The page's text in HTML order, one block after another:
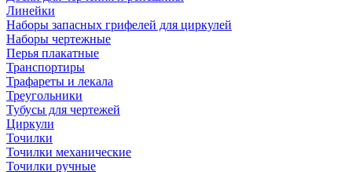
Линейки
Наборы запасных грифелей для циркулей
Наборы чертежные
Перья плакатные
Транспортиры
Трафареты и лекала
Треугольники
Тубусы для чертежей
Циркули
Точилки
Точилки механические
Точилки ручные